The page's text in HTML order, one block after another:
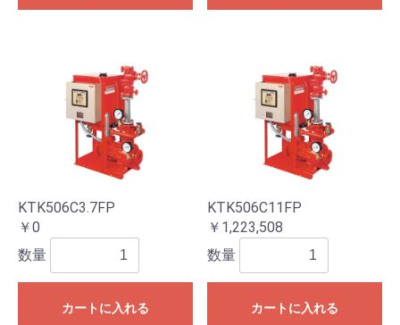
KTK506C3.7FP
￥0
数量
カートに入れる
KTK506C11FP
￥1,223,508
数量
カートに入れる